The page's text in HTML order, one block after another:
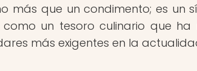
más que un condimento; es un
un tesoro culinario que ha
más exigentes en la